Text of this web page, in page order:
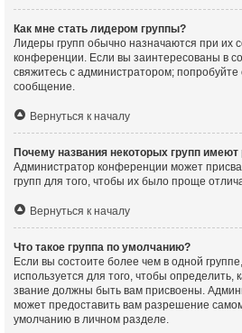
Как мне стать лидером группы?
Лидеры групп обычно назначаются при их
конференции. Если вы заинтересованы в
свяжитесь с администратором; попробуйте
сообщение.
Вернуться к началу
Почему названия некоторых групп имеют
Администратор конференции может
групп для того, чтобы их было проще
Вернуться к началу
Что такое группа по умолчанию?
Если вы состоите более чем в одной
используется для того, чтобы определить,
звание должны быть вам присвоены.
может предоставить вам разрешение
умолчанию в личном разделе.